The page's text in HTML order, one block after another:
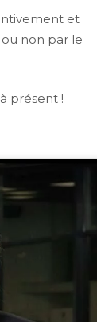
et
non par le
présent !